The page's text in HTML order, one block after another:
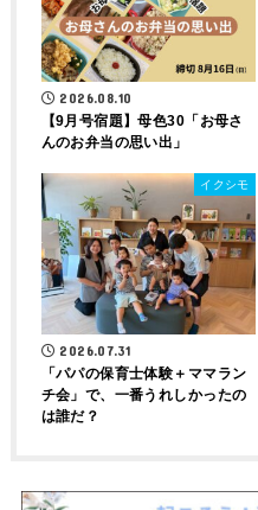
2026.08.10
【9月号宿題】母色30「お母さ
んのお弁当の思い出」
イクシモ
2026.07.31
「パパの保育士体験＋ママラン
チ会」で、一番うれしかったの
は誰だ？